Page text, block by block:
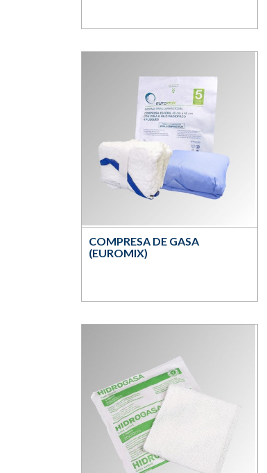
COMPRESA DE GASA
(EUROMIX)